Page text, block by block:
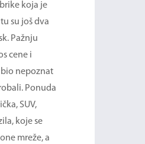
koja je
su još dva
Pažnju
cene i
nepoznat
Ponuda
SUV,
koje se
mreže, a